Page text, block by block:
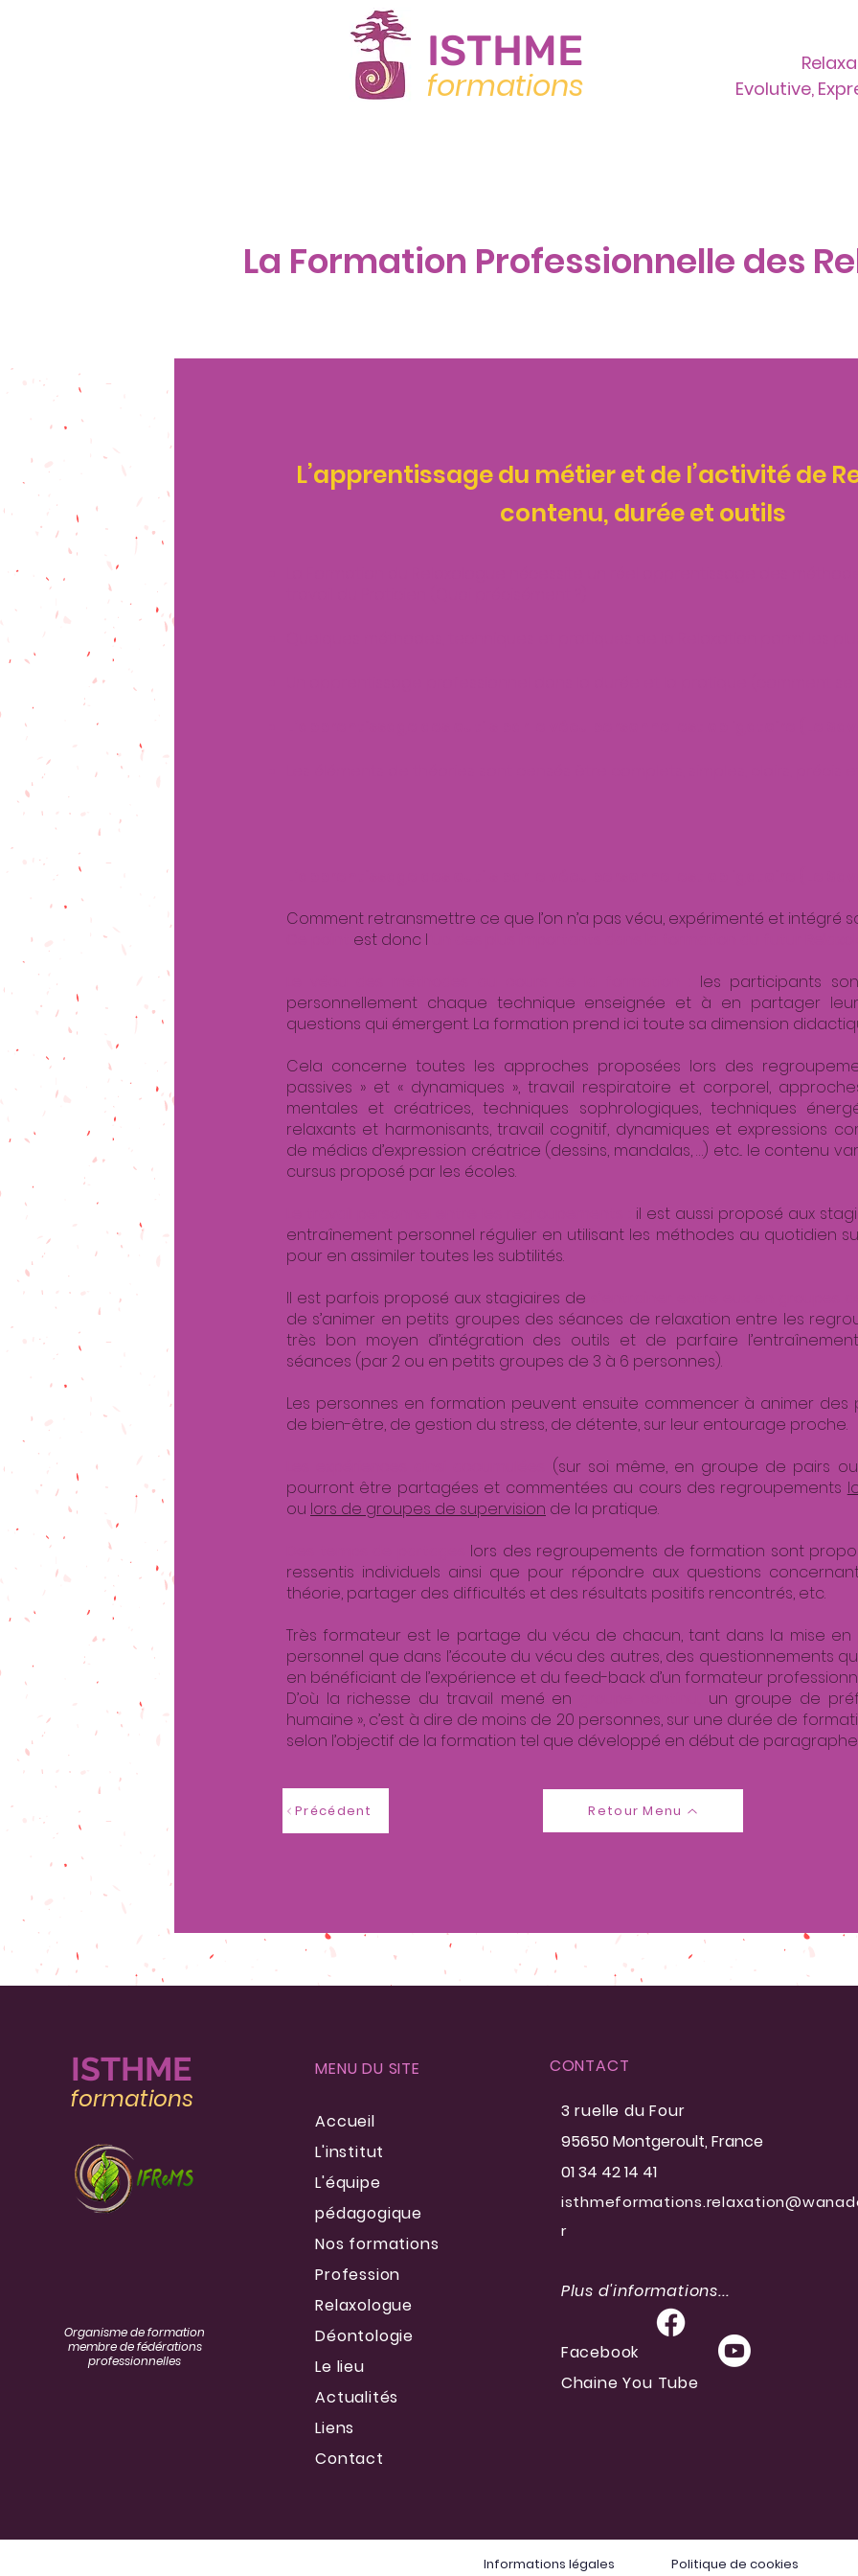
ISTHME
formations
Evolutive,
La Formation Professionnelle des
L’apprentissage du métier et de l’activité de
contenu, durée et outils
Comment retransmettre ce que l’on n’a pas vécu, expérimenté et intégré
est donc l
les participants
personnellement chaque technique enseignée et à en partager
questions qui émergent. La formation prend ici toute sa dimension
Cela concerne toutes les approches proposées lors des
passives » et « dynamiques », travail respiratoire et corporel,
mentales et créatrices, techniques sophrologiques, techniques
relaxants et harmonisants, travail cognitif, dynamiques et expressions
de médias d’expression créatrice (dessins, mandalas, …) etc... le contenu
cursus proposé par les écoles.
il est aussi proposé aux
entraînement personnel régulier en utilisant les méthodes au quotidien
pour en assimiler toutes les subtilités.
Il est parfois proposé aux stagiaires de
de s’animer en petits groupes des séances de relaxation entre les
très bon moyen d’intégration des outils et de parfaire
séances (par 2 ou en petits groupes de 3 à 6 personnes).
Les personnes en formation peuvent ensuite commencer à animer des
de bien-être, de gestion du stress, de détente, sur leur entourage proche.
(sur soi même, en groupe de pairs
pourront être partagées et commentées au cours des regroupements
ou lors de groupes de supervision de la pratique.
lors des regroupements de formation sont
ressentis individuels ainsi que pour répondre aux questions
théorie, partager des difficultés et des résultats positifs rencontrés, etc.
Très formateur est le partage du vécu de chacun, tant dans la mise en
personnel que dans l’écoute du vécu des autres, des questionnements
en bénéficiant de l’expérience et du feed-back d’un formateur
D’où la richesse du travail mené en
un groupe de
humaine », c’est à dire de moins de 20 personnes, sur une durée de
selon l’objectif de la formation tel que développé en début de
Précédent Retour Menu
ISTHME
formations
Organisme de formation
membre de fédérations
professionnelles
MENU DU SITE
Accueil
L'institut
L'équipe
pédagogique
Nos formations
Profession
Relaxologue
Déontologie
Le lieu
Actualités
Liens
Contact
CONTACT
3 ruelle du Four
95650 Montgeroult, France
01 34 42 14 41
r
Plus d'informations...
Facebook
Chaine You Tube
Informations légales Politique de cookies